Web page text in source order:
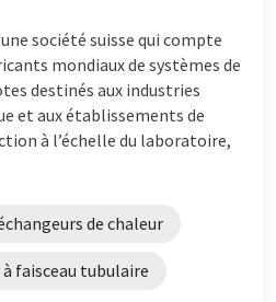
société suisse qui compte
mondiaux de systèmes de
destinés aux industries
et aux établissements de
à l’échelle du laboratoire,
de chaleur
faisceau tubulaire